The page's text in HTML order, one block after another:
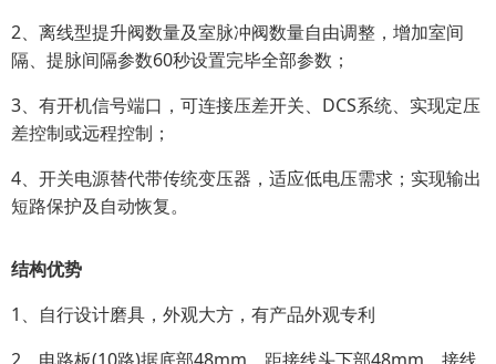
2、离线型提升阀数量及室脉冲阀数量自由调整，增加室间
隔、提脉间隔参数60秒设置完毕全部参数；
3、有开机信号端口，可连接压差开关、DCS系统、实现定压
差控制或远程控制；
4、开关电源替代带传统变压器，适应低电压需求；实现输出
短路保护及自动恢复。
结构优势
1、自行设计磨具，外观大方，有产品外观专利
2、电路板(10路)据底部48mm，距接线头下部48mm，接线